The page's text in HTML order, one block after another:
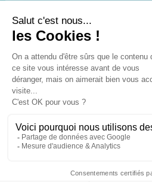
CONCOURS ET EXAMENS
FORMATION
ESPACE DOCUMENTAIRE
Actualités